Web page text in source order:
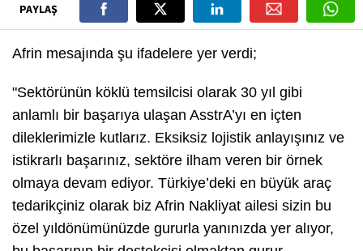
PAYLAŞ
Afrin mesajında şu ifadelere yer verdi;
"Sektörünün köklü temsilcisi olarak 30 yıl gibi
anlamlı bir başarıya ulaşan AsstrA’yı en içten
dileklerimizle kutlarız. Eksiksiz lojistik anlayışınız ve
istikrarlı başarınız, sektöre ilham veren bir örnek
olmaya devam ediyor. Türkiye’deki en büyük araç
tedarikçiniz olarak biz Afrin Nakliyat ailesi sizin bu
özel yıldönümünüzde gururla yanınızda yer alıyor,